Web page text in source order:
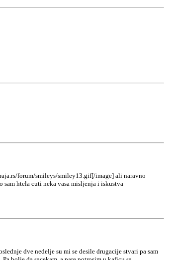
forum/smileys/smiley13.gif[/image] ali naravno
sam htela cuti neka vasa misljenja i iskustva
dve nedelje su mi se desile drugacije stvari pa sam